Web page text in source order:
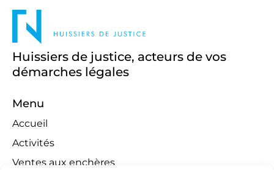
Huissiers de justice, acteurs de vos
démarches légales
Menu
Accueil
Activités
Ventes aux enchères